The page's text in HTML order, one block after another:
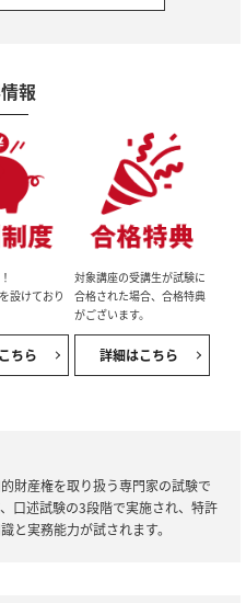
報
設けており
ちら
対象講座の受講生が試験に
合格された場合、合格特典
がございます。
詳細はこちら
財産権を取り扱う専門家の試験で
口述試験の3段階で実施され、特許
と実務能力が試されます。